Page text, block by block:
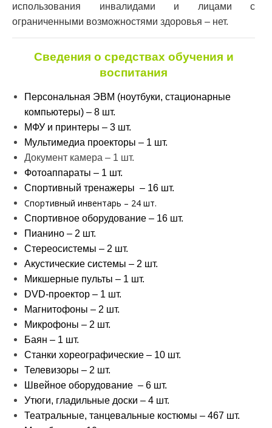
использования инвалидами и лицами с
ограниченными возможностями здоровья – нет.
Сведения о средствах обучения и
воспитания
Персональная ЭВМ (ноутбуки, стационарные
компьютеры) – 8 шт.
МФУ и принтеры – 3 шт.
Мультимедиа проекторы – 1 шт.
Документ камера – 1 шт.
Фотоаппараты – 1 шт.
Спортивный тренажеры – 16 шт.
Спортивный инвентарь – 24 шт.
Спортивное оборудование – 16 шт.
Пианино – 2 шт.
Стереосистемы – 2 шт.
Акустические системы – 2 шт.
Микшерные пульты – 1 шт.
DVD-проектор – 1 шт.
Магнитофоны – 2 шт.
Микрофоны – 2 шт.
Баян – 1 шт.
Станки хореографические – 10 шт.
Телевизоры – 2 шт.
Швейное оборудование – 6 шт.
Утюги, гладильные доски – 4 шт.
Театральные, танцевальные костюмы – 467 шт.